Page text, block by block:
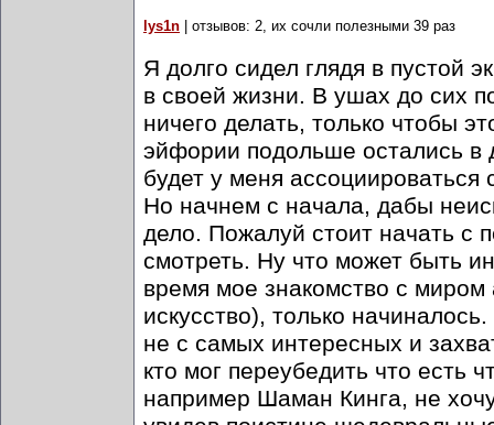
lys1n | отзывов: 2, их сочли полезными 39 раз
Я долго сидел глядя в пустой
в своей жизни. В ушах до сих
ничего делать, только чтобы
эйфории подольше остались в
будет у меня
Но начнем с начала, дабы
дело. Пожалуй стоит начать с
смотреть. Ну что может быть
время мое знакомство с миром
искусство), только
не с самых интересных и
кто мог переубедить что есть
например Шаман Кинга, не